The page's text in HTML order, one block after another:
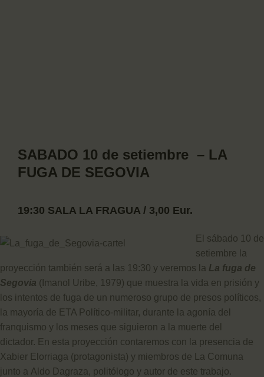
SABADO 10 de setiembre – LA
FUGA DE SEGOVIA
19:30 SALA LA FRAGUA / 3,00 Eur.
El sábado 10 de
setiembre la
proyección también será a las 19:30 y veremos la La fuga de
Segovia (Imanol Uribe, 1979) que muestra la vida en prisión y
los intentos de fuga de un numeroso grupo de presos políticos,
la mayoría de ETA Político-militar, durante la agonía del
franquismo y los meses que siguieron a la muerte del
dictador. En esta proyección contaremos con la presencia de
Xabier Elorriaga (protagonista) y miembros de La Comuna
junto a Aldo Dagraza, politólogo y autor de este trabajo.